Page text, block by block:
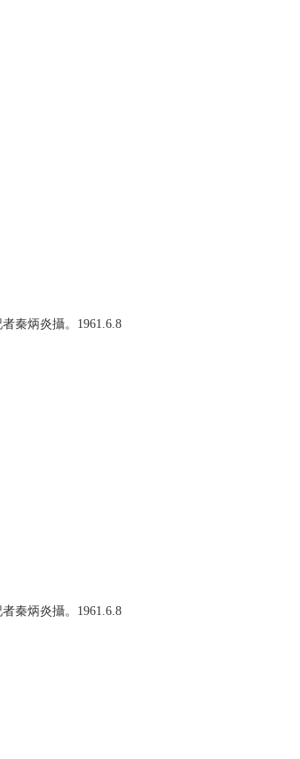
秦炳炎攝。1961.6.8
秦炳炎攝。1961.6.8